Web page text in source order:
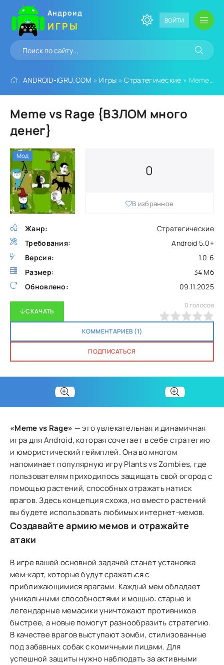
Андроид
ИГРЫ ВОЙТИ
ANDROID-IGRU.COM » Игры »Стратегические » Meme vs Rage {ВЗЛОМ много денег}
Meme vs Rage {ВЗЛОМ много
денег}
Жанр:
Стратегические
Требования:
Android 5.0+
Версия:
1.0.6
Размер:
34 Мб
Обновлено:
09.11.2025
0
В избранное
СКАЧАТЬ
КОММЕНТАРИЕВ (1)
ПОДПИСАТЬСЯ
0 голосов
Мод
«Meme vs Rage» — это увлекательная и динамичная
игра для Android, которая сочетает в себе стратегию
и юмористический геймплей. Она во многом
напоминает популярную игру Plants vs Zombies, где
пользователям приходилось защищать свой огород с
помощью растений, способных отражать натиск
врагов. Здесь концепция схожа, но вместо растений
вы будете использовать любимых интернет-мемов.
Создавайте армию мемов и отражайте
атаки
В игре вашей основной задачей станет установка
мем-карт, которые будут сражаться с
приближающимися врагами. Каждый мем обладает
уникальными способностями и мощью: старые и
легендарные мемасики уничтожают противников
быстрее, а новые помогут разнообразить стратегию.
В качестве врагов выступают зомби, стилизованные
под забавных собак с комичными лицами. Для
успешной защиты нужно наблюдать за активными